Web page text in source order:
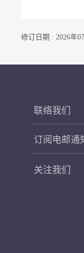
修订日期 : 2026年
联络我们
订阅电邮通
关注我们